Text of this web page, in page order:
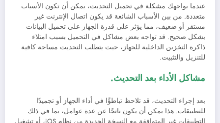
عندما يواجهك مشكلة في تحميل التحديث، يمكن أن تكون الأسباب
متعددة. من بين الأسباب الشائعة قد يكون اتصال الإنترنت غير
مستقر أو ضعيف، مما يؤثر على قدرة الجهاز على تحميل البيانات
بشكل صحيح. قد تواجه بعض مشاكل في التحميل بسبب امتلاء
ذاكرة التخزين الداخلية للجهاز، حيث يتطلب التحديث مساحة كافية
للتنزيل والتثبيت.
مشاكل الأداء بعد التحديث.
بعد إجراء التحديث، قد تلاحظ تباطؤًا في أداء الجهاز أو تجميدًا
للتطبيقات. هذا يمكن أن يكون ناتجًا عن عدة عوامل، بما في ذلك